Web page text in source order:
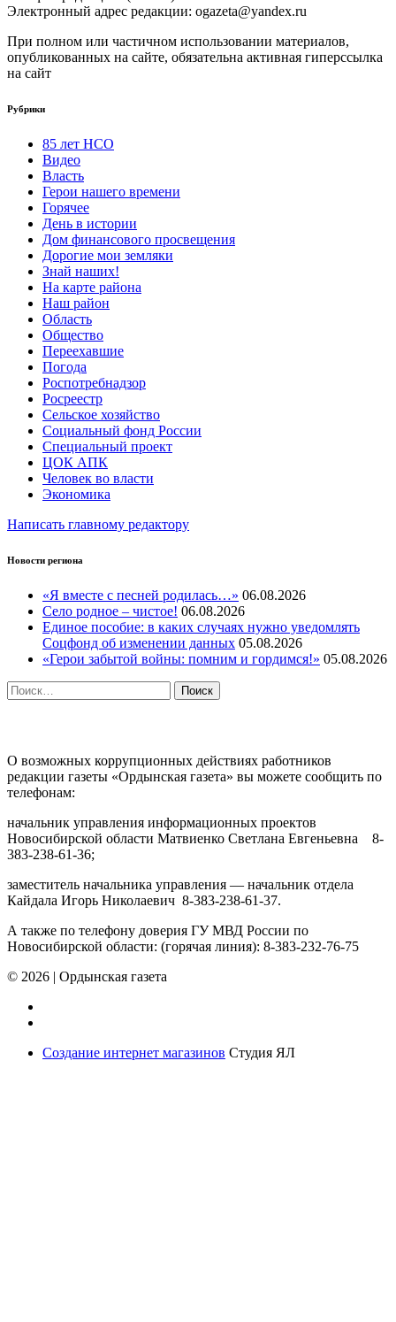
Электронный адрес редакции: ogazeta@yandex.ru
При полном или частичном использовании материалов,
опубликованных на сайте, обязательна активная гиперссылка
на сайт
Рубрики
85 лет НСО
Видео
Власть
Герои нашего времени
Горячее
День в истории
Дом финансового просвещения
Дорогие мои земляки
Знай наших!
На карте района
Наш район
Область
Общество
Переехавшие
Погода
Роспотребнадзор
Росреестр
Сельское хозяйство
Социальный фонд России
Специальный проект
ЦОК АПК
Человек во власти
Экономика
Написать главному редактору
Новости региона
«Я вместе с песней родилась…» 06.08.2026
Село родное – чистое! 06.08.2026
Единое пособие: в каких случаях нужно уведомлять
Соцфонд об изменении данных 05.08.2026
«Герои забытой войны: помним и гордимся!» 05.08.2026
Найти:
О возможных коррупционных действиях работников
редакции газеты «Ордынская газета» вы можете сообщить по
телефонам:
начальник управления информационных проектов
Новосибирской области Матвиенко Светлана Евгеньевна 8-
383-238-61-36;
заместитель начальника управления — начальник отдела
Кайдала Игорь Николаевич 8-383-238-61-37.
А также по телефону доверия ГУ МВД России по
Новосибирской области: (горячая линия): 8-383-232-76-75
© 2026 | Ордынская газета
Создание интернет магазинов Студия ЯЛ